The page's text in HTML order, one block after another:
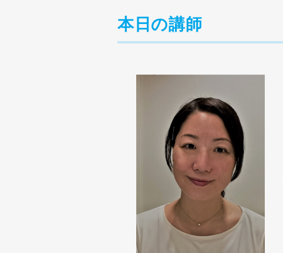
本日の講師